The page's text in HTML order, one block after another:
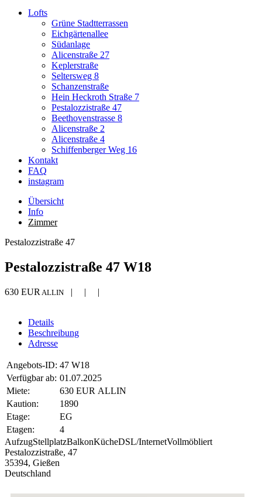
Lofts
Grüne Stadtterrassen
Eichgärtenallee
Südanlage
Alicenstraße 27
Keplerstraße
Seltersweg 8
Schanzenstraße
Hein Heckroth Straße 7
Pestalozzistraße 47
Beethovenstrasse 8
Alicenstraße 2
Alicenstraße 4
Schiffenberger Weg 16
Kontakt
FAQ
instagram
Übersicht
Info
Zimmer
Pestalozzistraße 47
Pestalozzistraße 47 W18
630 EUR ALLIN | | |
Details
Beschreibung
Adresse
Angebots-ID: 47 W18
Verfügbar ab: 01.07.2025
Miete:
630 EUR ALLIN
Kaution:
1890
Etage:
EG
Etagen:
4
AufzugStellplatzBalkonKücheDSL/InternetVollmöbliert
Pestalozzistraße, 47
35394, Gießen
Deutschland